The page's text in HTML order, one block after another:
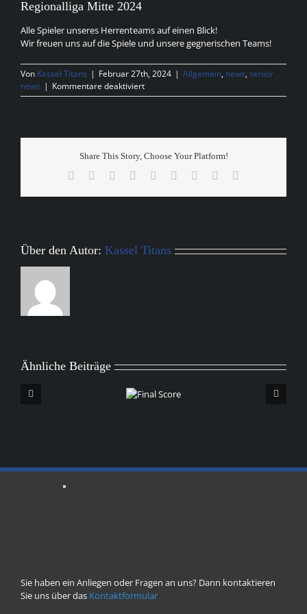
Bild
Regionalliga Mitte 2024
Alle Spieler unseres Herrenteams auf einen Blick!
Wir freuen uns auf die Spiele und unsere gegnerischen Teams!
Von Kassel Titans | Februar 27th, 2024 | Allgemein, news, senior
news | Kommentare deaktiviertfür
Regionalliga
Share This Story, Choose Your Platform!
Facebook Reddit LinkedInWhatsApp
TumblrPinterest
Über den Autor: Kassel Titans
Ähnliche Beiträge
Sie haben ein Anliegen oder Fragen an uns? Dann kontaktieren
Sie uns über das Kontaktformular